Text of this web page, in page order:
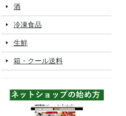
酒
冷凍食品
生鮮
箱・クール送料